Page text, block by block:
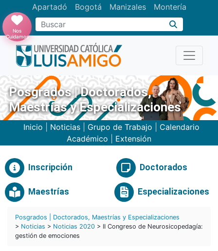
Apartadó Bogotá Manizales Montería
Buscar
Nos
Cuidamos
Posgrados | Doctorados,
Maestrías y Especializaciones
Inicio Noticias Grupo de Trabajo
Calendario
Académico
Extensión
Inscripción Doctorados
Maestrías Especializaciones
Posgrados | Doctorados, Maestrías y Especializaciones
> Noticias > Noticias 2020 > II Congreso de Neurosicopedagía:
gestión de emociones